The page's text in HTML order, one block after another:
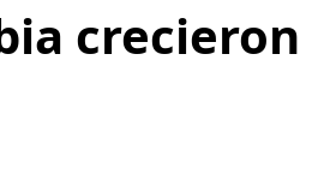
crecieron